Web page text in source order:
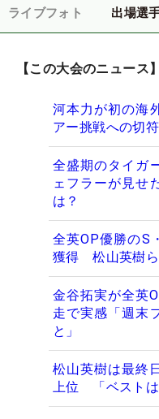
ライブフォト 出場選
【この大会のニュース】
河本力が初の海
アー挑戦への切
全盛期のタイガ
ェフラーが見せ
は？
全英OP優勝のS
獲得 松山英樹ら
金谷拓実が全英
走で実感「週末
と」
松山英樹は最終
上位 「ベストは